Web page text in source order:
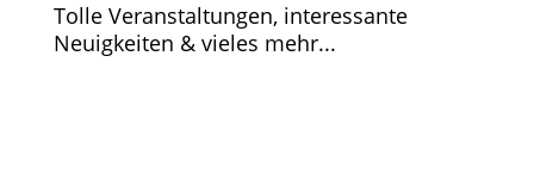
Tolle Veranstaltungen, interessante
Neuigkeiten & vieles mehr...